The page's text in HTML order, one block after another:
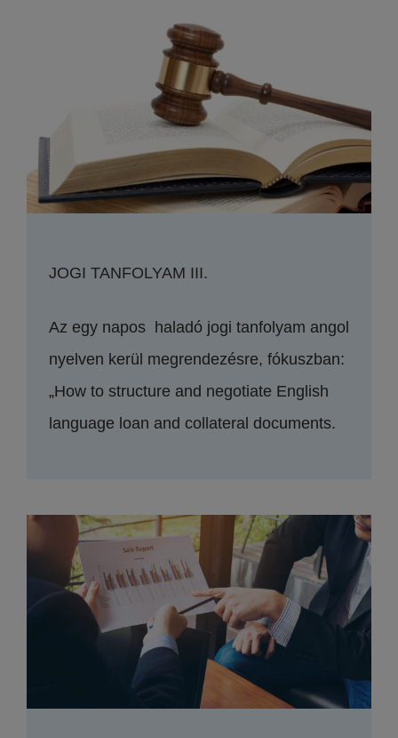
JOGI TANFOLYAM III.
Az egy napos haladó jogi tanfolyam angol
nyelven kerül megrendezésre, fókuszban:
„How to structure and negotiate English
language loan and collateral documents.